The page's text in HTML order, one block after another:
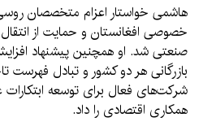
هاشمی خواستار اعزام متخصصان
خصوصی افغانستان و حمایت از
صنعتی شد. او همچنین پیشنهاد
بازرگانی هر دو کشور و تبادل فهرست
شرکت‌های فعال برای توسعه ابتکارات
همکاری اقتصادی را داد.